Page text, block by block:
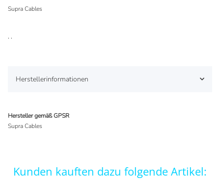
Supra Cables
, ,
Herstellerinformationen
Hersteller gemäß GPSR
Supra Cables
Kunden kauften dazu folgende Artikel: